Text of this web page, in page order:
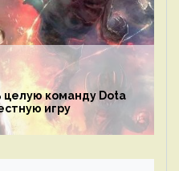
целую команду Dota
игру